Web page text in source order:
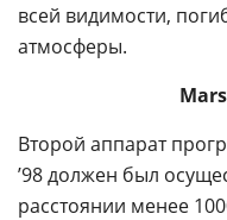
всей видимости,
атмосферы.
Второй аппарат
’98 должен был
расстоянии менее